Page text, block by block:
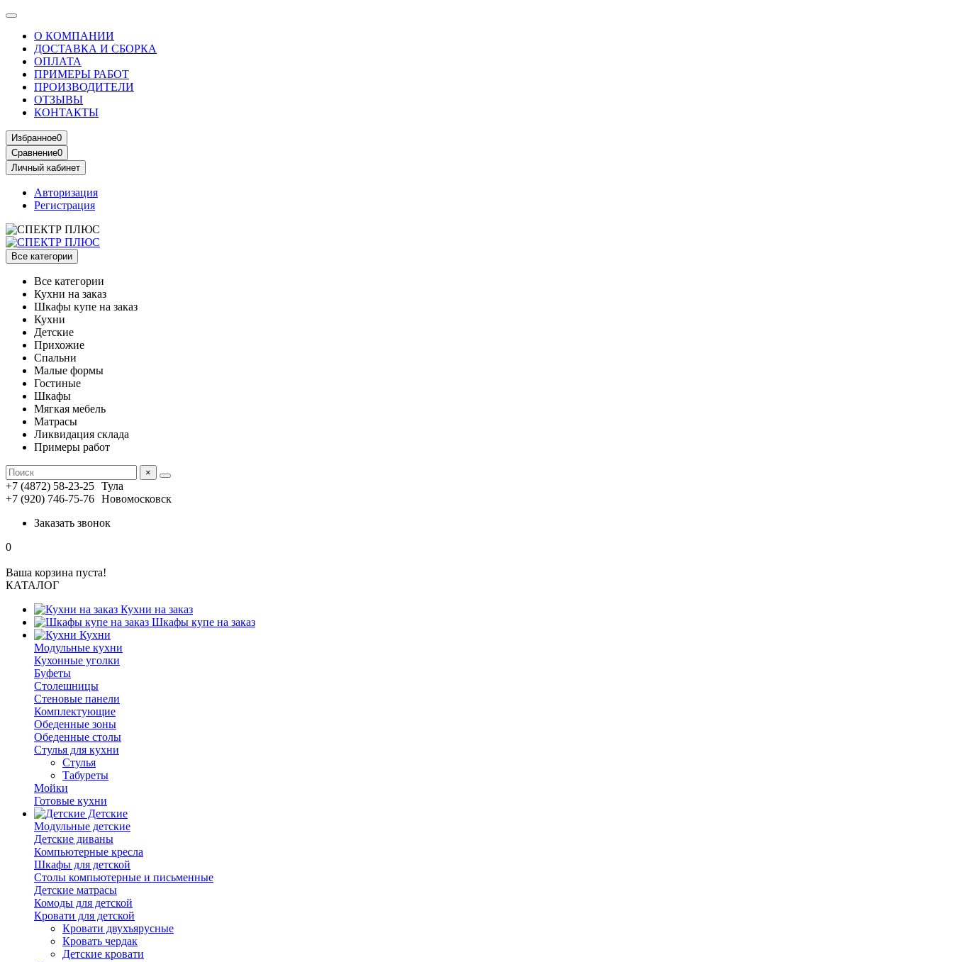
О КОМПАНИИ
ДОСТАВКА И СБОРКА
ОПЛАТА
ПРИМЕРЫ РАБОТ
ПРОИЗВОДИТЕЛИ
ОТЗЫВЫ
КОНТАКТЫ
Избранное0
Сравнение0
Личный кабинет
Авторизация
Регистрация
Все категории
Все категории
Кухни на заказ
Шкафы купе на заказ
Кухни
Детские
Прихожие
Спальни
Малые формы
Гостиные
Шкафы
Мягкая мебель
Матрасы
Ликвидация склада
Примеры работ
×
+7 (4872) 58-23-25 Тула
+7 (920) 746-75-76 Новомосковск
Заказать звонок
0
Ваша корзина пуста!
КАТАЛОГ
Кухни на заказ
Шкафы купе на заказ
Кухни
Модульные кухни
Кухонные уголки
Буфеты
Столешницы
Стеновые панели
Комплектующие
Обеденные зоны
Обеденные столы
Стулья для кухни
Cтулья
Табуреты
Мойки
Готовые кухни
Детские
Модульные детские
Детские диваны
Компьютерные кресла
Шкафы для детской
Столы компьютерные и письменные
Детские матрасы
Комоды для детской
Кровати для детской
Кровати двухъярусные
Кровать чердак
Детские кровати